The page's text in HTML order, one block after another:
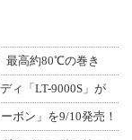
最高約80℃の巻き
ィ「LT-9000S」が
ボン」を9/10発売！